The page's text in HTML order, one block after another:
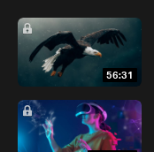
56:31